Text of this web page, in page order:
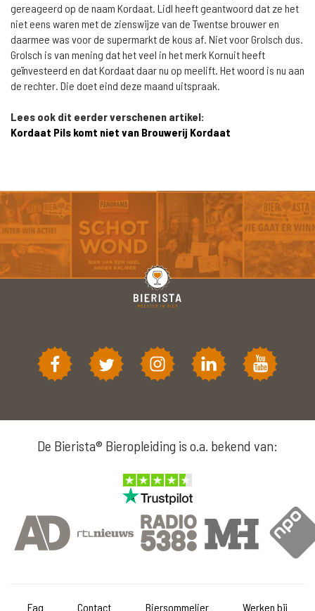
gereageerd op de naam Kordaat. Lidl heeft geantwoord dat ze het
niet eens waren met de zienswijze van de Twentse brouwer en
daarmee was voor de supermarkt de kous af. Niet voor Grolsch dus.
Grolsch is van mening dat het veel in het merk Kornuit heeft
geïnvesteerd en dat Kordaat daar nu op meelift. Het woord is nu aan
de rechter. Die doet eind deze maand uitspraak.
Lees ook dit eerder verschenen artikel:
Kordaat Pils komt niet van Brouwerij Kordaat
De Bierista® Bieropleiding is o.a. bekend van:
Faq Contact Biersommelier Werken bij